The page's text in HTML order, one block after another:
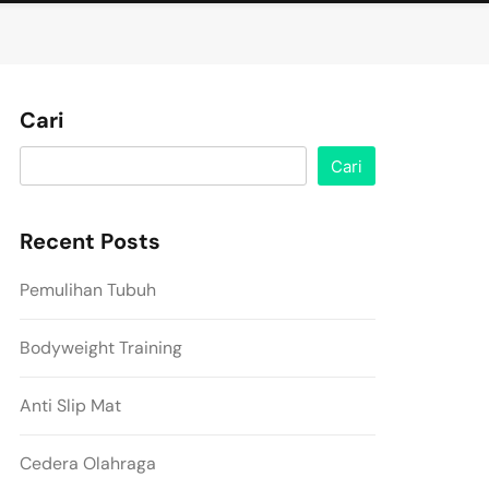
Cari
Cari
Recent Posts
Pemulihan Tubuh
Bodyweight Training
Anti Slip Mat
Cedera Olahraga